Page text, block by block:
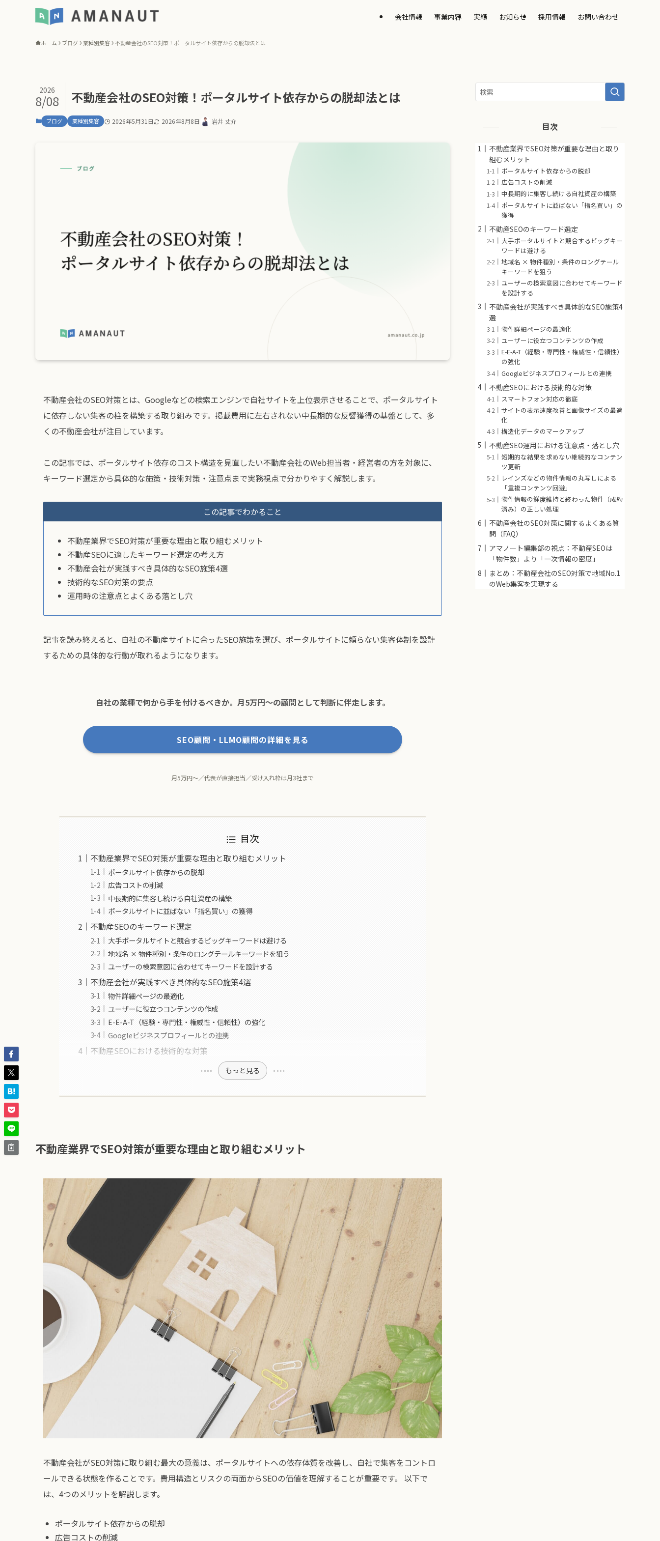
会社情報 事業内容 実績 お知らせ 採用情報 お問い合わせ
ホーム ブログ 業種別集客 不動産会社のSEO対策！ポータルサイト依存からの脱却法とは
不動産会社のSEO対策！ポータルサイト依存からの脱却法とは
2026
8/08
ブログ 業種別集客 2026年5月31日 2026年8月8日 岩井 丈介
不動産会社のSEO対策とは、Googleなどの検索エンジンで自社サイトを上位表示させることで、ポータルサイト
に依存しない集客の柱を構築する取り組みです。掲載費用に左右されない中長期的な反響獲得の基盤として、多
くの不動産会社が注目しています。
この記事では、ポータルサイト依存のコスト構造を見直したい不動産会社のWeb担当者・経営者の方を対象に、
キーワード選定から具体的な施策・技術対策・注意点まで実務視点で分かりやすく解説します。
この記事でわかること
不動産業界でSEO対策が重要な理由と取り組むメリット
不動産SEOに適したキーワード選定の考え方
不動産会社が実践すべき具体的なSEO施策4選
技術的なSEO対策の要点
運用時の注意点とよくある落とし穴
記事を読み終えると、自社の不動産サイトに合ったSEO施策を選び、ポータルサイトに頼らない集客体制を設計
するための具体的な行動が取れるようになります。
自社の業種で何から手を付けるべきか。月5万円〜の顧問として判断に伴走します。
SEO顧問・LLMO顧問の詳細を見る
月5万円〜／代表が直接担当／受け入れ枠は月3社まで
目次
不動産業界でSEO対策が重要な理由と取り組むメリット
ポータルサイト依存からの脱却
広告コストの削減
中長期的に集客し続ける自社資産の構築
ポータルサイトに並ばない「指名買い」の獲得
不動産SEOのキーワード選定
大手ポータルサイトと競合するビッグキーワードは避ける
地域名 × 物件種別・条件のロングテールキーワードを狙う
ユーザーの検索意図に合わせてキーワードを設計する
不動産会社が実践すべき具体的なSEO施策4選
物件詳細ページの最適化
ユーザーに役立つコンテンツの作成
E-E-A-T（経験・専門性・権威性・信頼性）の強化
Googleビジネスプロフィールとの連携
不動産SEOにおける技術的な対策
もっと見る
不動産業界でSEO対策が重要な理由と取り組むメリット
不動産会社がSEO対策に取り組む最大の意義は、ポータルサイトへの依存体質を改善し、自社で集客をコントロ
ールできる状態を作ることです。費用構造とリスクの両面からSEOの価値を理解することが重要です。 以下で
は、4つのメリットを解説します。
ポータルサイト依存からの脱却
広告コストの削減
目次
不動産業界でSEO対策が重要な理由と取り
組むメリット
ポータルサイト依存からの脱却
広告コストの削減
中長期的に集客し続ける自社資産の構築
ポータルサイトに並ばない「指名買い」の
獲得
不動産SEOのキーワード選定
大手ポータルサイトと競合するビッグキー
ワードは避ける
地域名 × 物件種別・条件のロングテール
キーワードを狙う
ユーザーの検索意図に合わせてキーワード
を設計する
不動産会社が実践すべき具体的なSEO施策4
選
物件詳細ページの最適化
ユーザーに役立つコンテンツの作成
E-E-A-T（経験・専門性・権威性・信頼性）
の強化
Googleビジネスプロフィールとの連携
不動産SEOにおける技術的な対策
スマートフォン対応の徹底
サイトの表示速度改善と画像サイズの最適
化
構造化データのマークアップ
不動産SEO運用における注意点・落とし穴
短期的な結果を求めない継続的なコンテン
ツ更新
レインズなどの物件情報の丸写しによる
「重複コンテンツ回避」
物件情報の鮮度維持と終わった物件（成約
済み）の正しい処理
不動産会社のSEO対策に関するよくある質
問（FAQ）
アマノート編集部の視点：不動産SEOは
「物件数」より「一次情報の密度」
まとめ：不動産会社のSEO対策で地域No.1
のWeb集客を実現する